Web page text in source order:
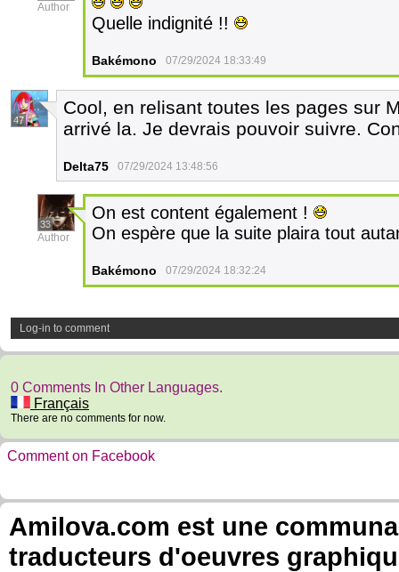
Author
Quelle indignité !!
Bakémono 07/29/2024 18:33:49
47
Cool, en relisant toutes les pages sur
arrivé la. Je devrais pouvoir suivre.
Delta75 07/29/2024 13:48:56
33
Author
On est content également !
On espère que la suite plaira tout
Bakémono 07/29/2024 18:32:24
Log-in to comment
0 Comments In Other Languages.
Français
There are no comments for now.
Comment on Facebook
Amilova.com est une
traducteurs d'oeuvres